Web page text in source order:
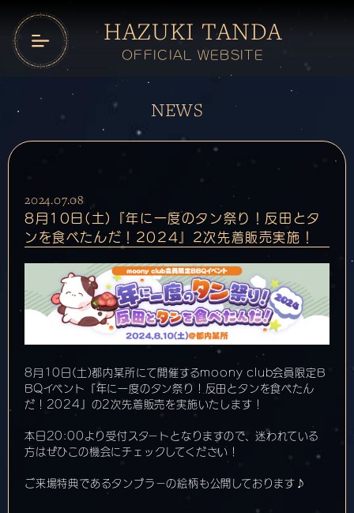
HAZUKI TANDA
OFFICIAL WEBSITE
NEWS
2024.07.08
8月10日(土)『年に一度のタン祭り！反田とタ
ンを食べたんだ！2024』2次先着販売実施！
8月10日(土)都内某所にて開催するmoony club会員限定B
BQイベント『年に一度のタン祭り！反田とタンを食べたん
だ！2024』の2次先着販売を実施いたします！
本日20:00より受付スタートとなりますので、迷われている
方はぜひこの機会にチェックしてください！
ご来場特典であるタンブラーの絵柄も公開しております♪